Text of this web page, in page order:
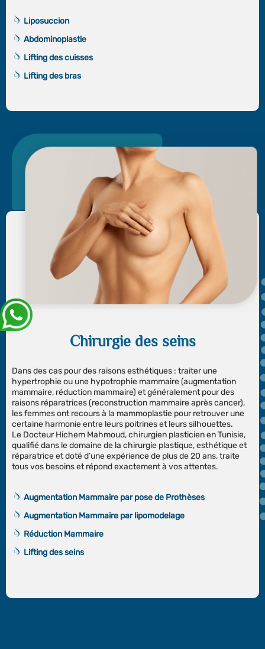
Liposuccion
Abdominoplastie
Lifting des cuisses
Lifting des bras
Chirurgie des seins
Dans des cas pour des raisons esthétiques : traiter une
hypertrophie ou une hypotrophie mammaire (augmentation
mammaire, réduction mammaire) et généralement pour des
raisons réparatrices (reconstruction mammaire après cancer),
les femmes ont recours à la mammoplastie pour retrouver une
certaine harmonie entre leurs poitrines et leurs silhouettes.
Le Docteur Hichem Mahmoud, chirurgien plasticien en Tunisie,
qualifié dans le domaine de la chirurgie plastique, esthétique et
réparatrice et doté d’une expérience de plus de 20 ans, traite
tous vos besoins et répond exactement à vos attentes.
Augmentation Mammaire par pose de Prothèses
Augmentation Mammaire par lipomodelage
Réduction Mammaire
Lifting des seins